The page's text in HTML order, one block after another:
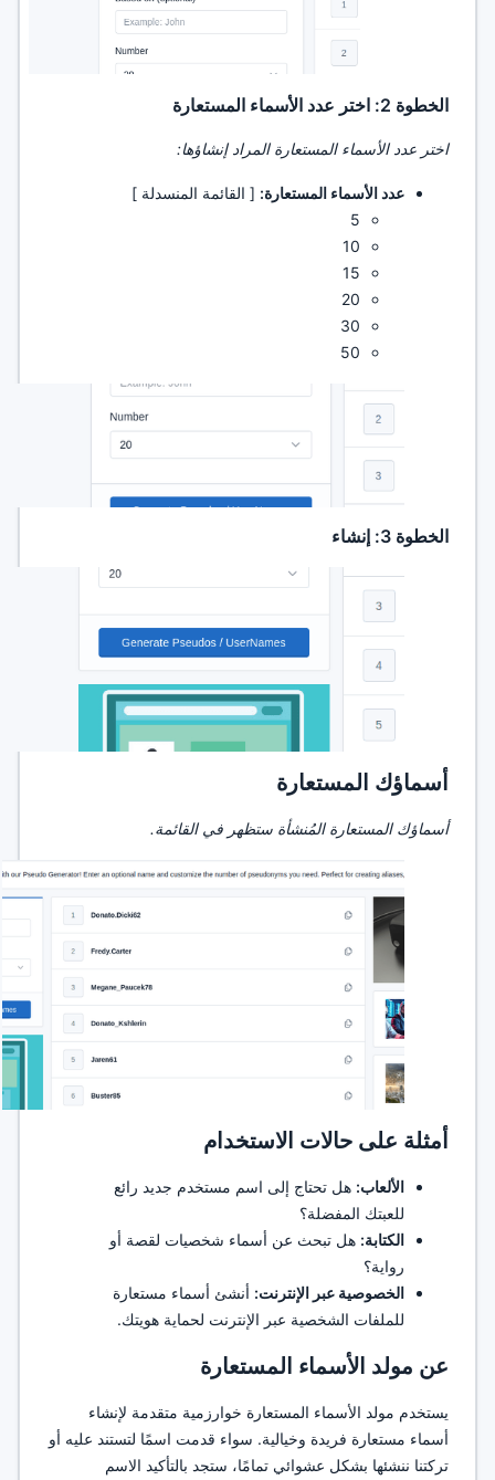
الخطوة 2: اختر عدد الأسماء المستعارة
اختر عدد الأسماء المستعارة المراد إنشاؤها:
عدد الأسماء المستعارة: [ القائمة المنسدلة ]
5
10
15
20
30
50
الخطوة 3: إنشاء
أسماؤك المستعارة
أسماؤك المستعارة المُنشأة ستظهر في القائمة.
أمثلة على حالات الاستخدام
الألعاب: هل تحتاج إلى اسم مستخدم جديد رائع
للعبتك المفضلة؟
الكتابة: هل تبحث عن أسماء شخصيات لقصة أو
رواية؟
الخصوصية عبر الإنترنت: أنشئ أسماء مستعارة
للملفات الشخصية عبر الإنترنت لحماية هويتك.
عن مولد الأسماء المستعارة
يستخدم مولد الأسماء المستعارة خوارزمية متقدمة لإنشاء
أسماء مستعارة فريدة وخيالية. سواء قدمت اسمًا لتستند عليه أو
تركتنا ننشئها بشكل عشوائي تمامًا، ستجد بالتأكيد الاسم